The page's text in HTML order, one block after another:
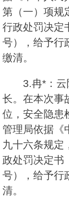
第（一）项规
行政处罚决定
号），给予行
缴清。
3.冉*：
长。在本次事
位，安全隐患
管理局依据《
九十六条规定
政处罚决定书
号），给予行
清。